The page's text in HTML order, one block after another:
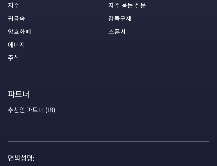
지수
귀금속
암호화폐
에너지
주식
자주 묻는 질문
감독규제
스폰서
파트너
추천인 파트너 (IB)
면책성명: